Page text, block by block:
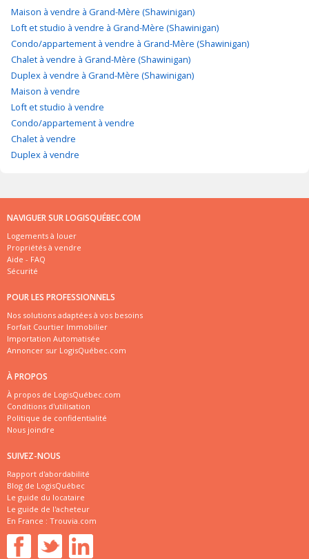
Maison à vendre à Grand-Mère (Shawinigan)
Loft et studio à vendre à Grand-Mère (Shawinigan)
Condo/appartement à vendre à Grand-Mère (Shawinigan)
Chalet à vendre à Grand-Mère (Shawinigan)
Duplex à vendre à Grand-Mère (Shawinigan)
Maison à vendre
Loft et studio à vendre
Condo/appartement à vendre
Chalet à vendre
Duplex à vendre
NAVIGUER SUR LOGISQUÉBEC.COM
Logements à louer
Propriétés à vendre
Aide - FAQ
Sécurité
POUR LES PROFESSIONNELS
Nos solutions adaptées à vos besoins
Forfait Courtier Immobilier
Importation Automatisée
Annoncer sur LogisQuébec.com
À PROPOS
À propos de LogisQuébec.com
Conditions d'utilisation
Politique de confidentialité
Nous joindre
SUIVEZ-NOUS
Rapport d'abordabilité
Blog de LogisQuébec
Le guide du locataire
Le guide de l'acheteur
En France : Trouvia.com